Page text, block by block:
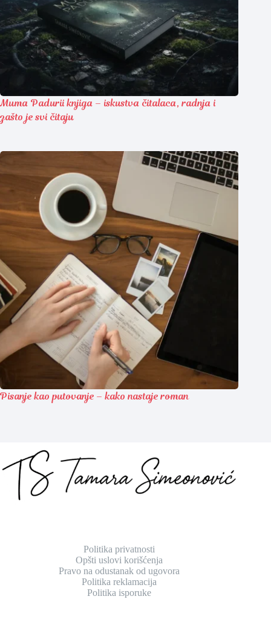
Muma Padurii knjiga – iskustva čitalaca, radnja i
zašto je svi čitaju
Pisanje kao putovanje – kako nastaje roman
Politika privatnosti
Opšti uslovi korišćenja
Pravo na odustanak od ugovora
Politika reklamacija
Politika isporuke